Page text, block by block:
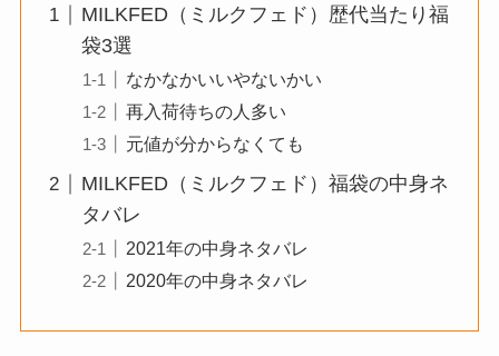
MILKFED（ミルクフェド）歴代当たり福
袋3選
なかなかいいやないかい
再入荷待ちの人多い
元値が分からなくても
MILKFED（ミルクフェド）福袋の中身ネ
タバレ
2021年の中身ネタバレ
2020年の中身ネタバレ